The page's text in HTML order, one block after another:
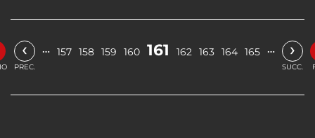
‹
PREC.
… 157 158 159 160 161 162 163 164 165 … ›
SUCC.